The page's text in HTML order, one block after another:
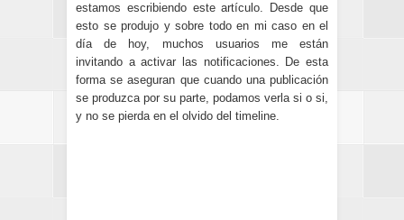
estamos escribiendo este artículo. Desde que
esto se produjo y sobre todo en mi caso en el
día de hoy, muchos usuarios me están
invitando a activar las notificaciones. De esta
forma se aseguran que cuando una publicación
se produzca por su parte, podamos verla si o si,
y no se pierda en el olvido del timeline.